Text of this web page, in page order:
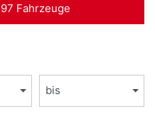
97 Fahrzeuge
bis